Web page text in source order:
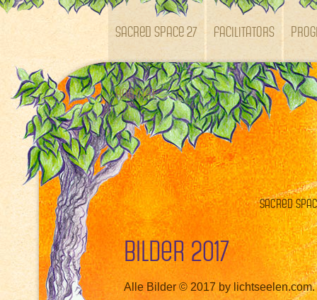
SACRED SPACE 27 Facilitators
Kontakt
Sacred
Bilder 2017
Alle Bilder © 2017 by lichtseelen.com.